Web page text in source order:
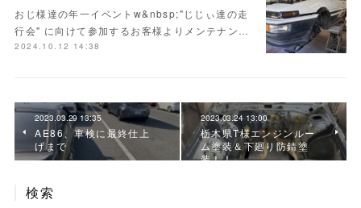
おじ様達の年一イベントw&nbsp;"じじぃ達の走
行会" に向けて参加するお客様よりメンテナン…
2024.10.12 14:38
2023.03.29 13:35
AE86、車検に最終仕上
げまで
2023.03.24 13:00
栃木県T様エンジンルー
ム塗装＆下廻り防錆塗
装！！
検索